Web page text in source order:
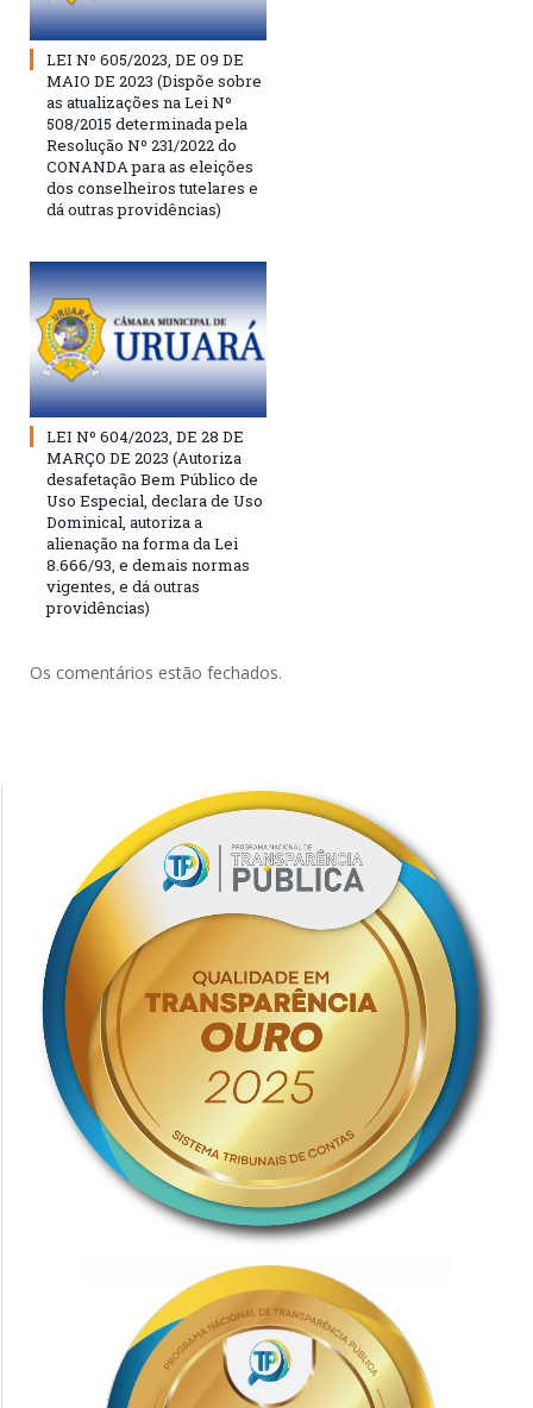
LEI Nº 605/2023, DE 09 DE
MAIO DE 2023 (Dispõe sobre
as atualizações na Lei Nº
508/2015 determinada pela
Resolução Nº 231/2022 do
CONANDA para as eleições
dos conselheiros tutelares e
dá outras providências)
LEI Nº 604/2023, DE 28 DE
MARÇO DE 2023 (Autoriza
desafetação Bem Público de
Uso Especial, declara de Uso
Dominical, autoriza a
alienação na forma da Lei
8.666/93, e demais normas
vigentes, e dá outras
providências)
Os comentários estão fechados.